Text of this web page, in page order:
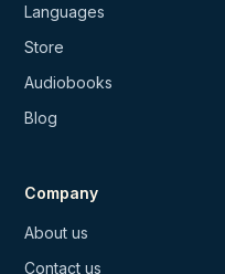
Languages
Store
Audiobooks
Blog
Company
About us
Contact us